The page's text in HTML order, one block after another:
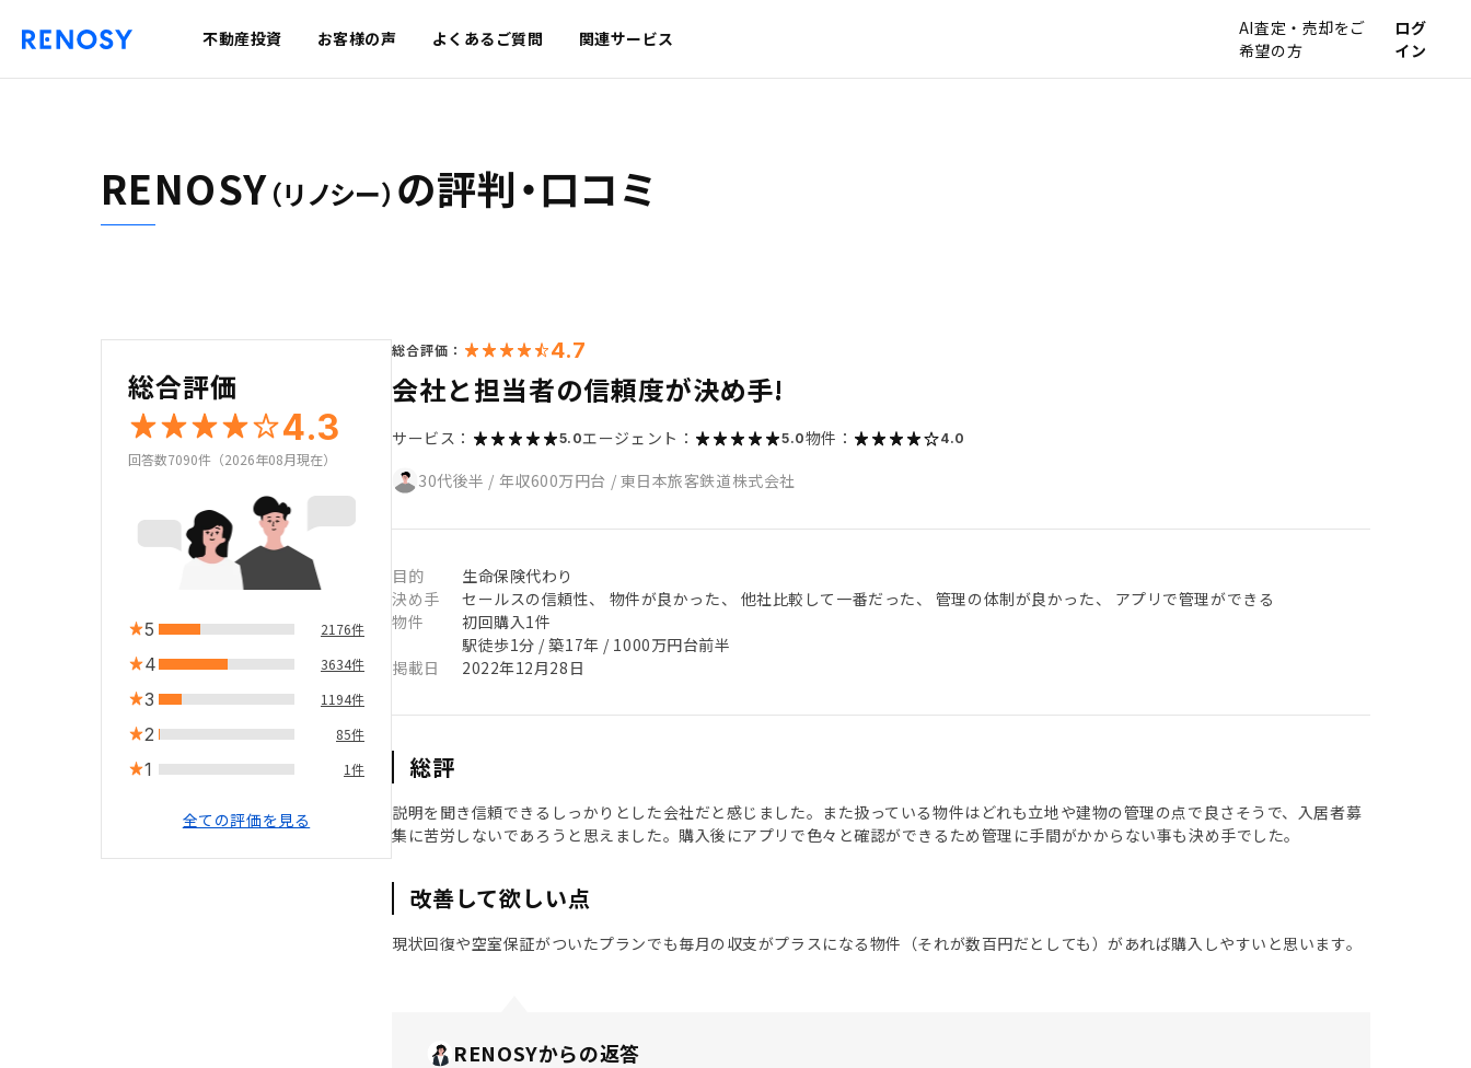
不動産投資 お客様の声 よくあるご質問 関連サービス
AI査定・売却をご
希望の方
ログ
イン
RENOSY（リノシー） の評判・口コミ
総合評価
4.3
回答数7090件（2026年08月現在）
5 2176件
4 3634件
3 1194件
2 85件
1 1件
全ての評価を見る
総合評価： 4.7
会社と担当者の信頼度が決め手!
サービス： 5.0エージェント： 5.0物件： 4.0
30代後半 / 年収600万円台 / 東日本旅客鉄道株式会社
目的
生命保険代わり
決め手
セールスの信頼性、 物件が良かった、 他社比較して一番だった、 管理の体制が良かった、 アプリで管理ができる
物件
初回購入1件
駅徒歩1分 / 築17年 / 1000万円台前半
掲載日
2022年12月28日
総評
説明を聞き信頼できるしっかりとした会社だと感じました。また扱っている物件はどれも立地や建物の管理の点で良さそうで、入居者募
集に苦労しないであろうと思えました。購入後にアプリで色々と確認ができるため管理に手間がかからない事も決め手でした。
改善して欲しい点
現状回復や空室保証がついたプランでも毎月の収支がプラスになる物件（それが数百円だとしても）があれば購入しやすいと思います。
RENOSYからの返答